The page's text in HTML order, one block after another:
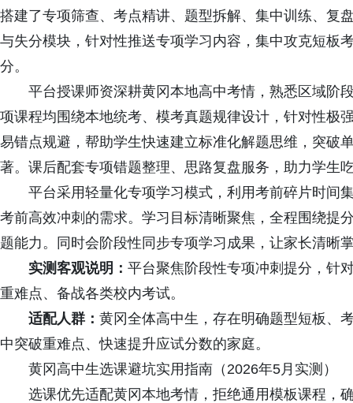
搭建了专项筛查、考点精讲、题型拆解、集中训练、复
与失分模块，针对性推送专项学习内容，集中攻克短板
分。
平台授课师资深耕黄冈本地高中考情，熟悉区域阶
项课程均围绕本地统考、模考真题规律设计，针对性极
易错点规避，帮助学生快速建立标准化解题思维，突破
著。课后配套专项错题整理、思路复盘服务，助力学生
平台采用轻量化专项学习模式，利用考前碎片时间
考前高效冲刺的需求。学习目标清晰聚焦，全程围绕提
题能力。同时会阶段性同步专项学习成果，让家长清晰
实测客观说明： 平台聚焦阶段性专项冲刺提分，针
重难点、备战各类校内考试。
适配人群： 黄冈全体高中生，存在明确题型短板、
中突破重难点、快速提升应试分数的家庭。
黄冈高中生选课避坑实用指南（2026年5月实测）
选课优先适配黄冈本地考情，拒绝通用模板课程，